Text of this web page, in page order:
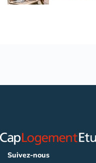
Suivez-nous